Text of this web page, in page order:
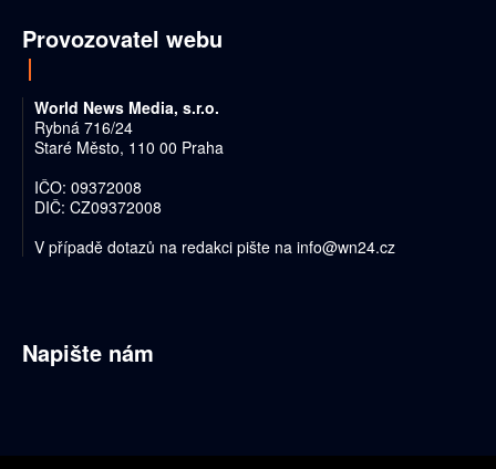
Provozovatel webu
World News Media, s.r.o.
Rybná 716/24
Staré Město, 110 00 Praha
IČO: 09372008
DIČ: CZ09372008
V případě dotazů na redakci pište na info@wn24.cz
Napište nám